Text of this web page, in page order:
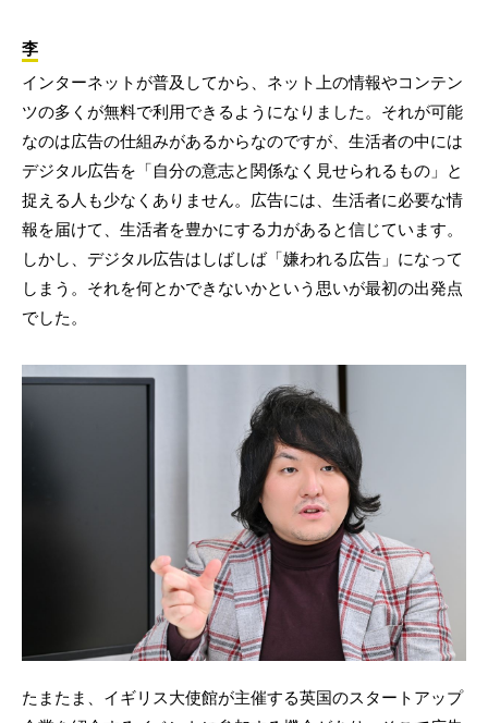
李
インターネットが普及してから、ネット上の情報やコンテン
ツの多くが無料で利用できるようになりました。それが可能
なのは広告の仕組みがあるからなのですが、生活者の中には
デジタル広告を「自分の意志と関係なく見せられるもの」と
捉える人も少なくありません。広告には、生活者に必要な情
報を届けて、生活者を豊かにする力があると信じています。
しかし、デジタル広告はしばしば「嫌われる広告」になって
しまう。それを何とかできないかという思いが最初の出発点
でした。
たまたま、イギリス大使館が主催する英国のスタートアップ